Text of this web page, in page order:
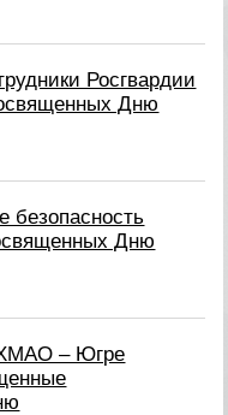
Росгвардии
Дню
безопасность
Дню
ХМАО – Югре